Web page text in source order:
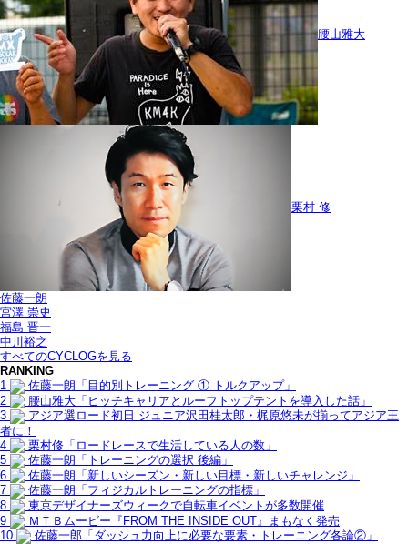
腰山雅大
栗村 修
佐藤一朗
宮澤 崇史
福島 晋一
中川裕之
すべてのCYCLOGを見る
RANKING
1
佐藤一朗「目的別トレーニング ① トルクアップ」
2
腰山雅大「ヒッチキャリアとルーフトップテントを導入した話」
3
アジア選ロード初日 ジュニア沢田桂太郎・梶原悠未が揃ってアジア王
者に！
4
栗村修「ロードレースで生活している人の数」
5
佐藤一朗「トレーニングの選択 後編」
6
佐藤一朗「新しいシーズン・新しい目標・新しいチャレンジ」
7
佐藤一朗「フィジカルトレーニングの指標」
8
東京デザイナーズウィークで自転車イベントが多数開催
9
ＭＴＢムービー『FROM THE INSIDE OUT』まもなく発売
10
佐藤一郎「ダッシュ力向上に必要な要素・トレーニング各論②」